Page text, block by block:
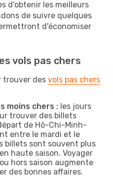
d'obtenir les meilleurs
de suivre quelques
d'économiser
vols pas chers
trouver des vols pas chers
moins chers : les jours
trouver des billets
de Hô-Chi-Minh-
entre le mardi et le
billets sont souvent plus
haute saison. Voyager
hors saison augmente
des bonnes affaires.